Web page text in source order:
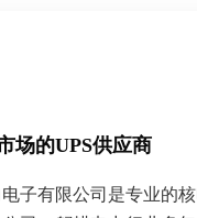
场的UPS供应商
子有限公司是专业的